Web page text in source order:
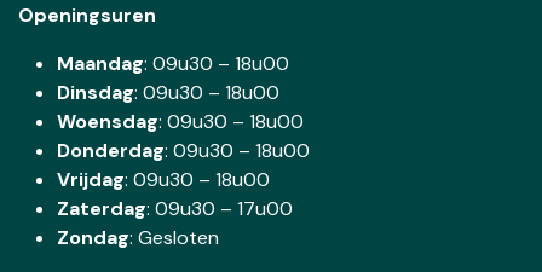
Openingsuren
Maandag: 09u30 – 18u00
Dinsdag: 09u30 – 18u00
Woensdag: 09u30 – 18u00
Donderdag: 09u30 – 18u00
Vrijdag: 09u30 – 18u00
Zaterdag: 09u30 – 17u00
Zondag: Gesloten